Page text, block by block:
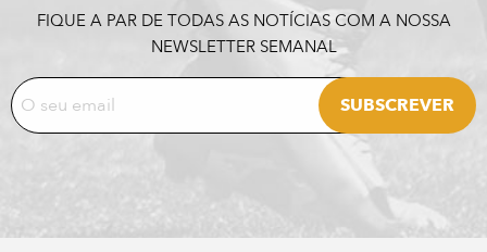
FIQUE A PAR DE TODAS AS NOTÍCIAS COM A NOSSA
NEWSLETTER SEMANAL